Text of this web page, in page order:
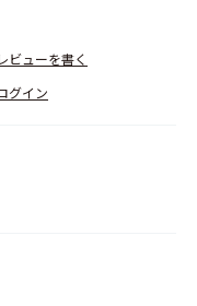
レビューを書く
グイン